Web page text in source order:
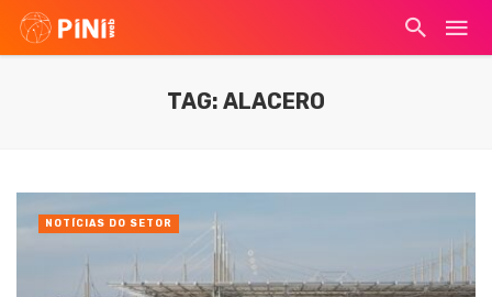
TAG: ALACERO
NOTÍCIAS DO SETOR